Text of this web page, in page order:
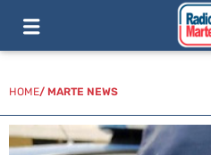
HOME/ MARTE NEWS